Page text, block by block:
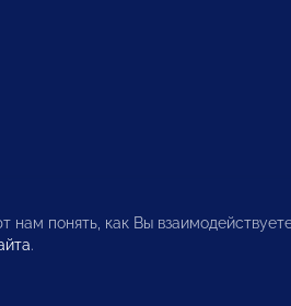
понять, как Вы
.